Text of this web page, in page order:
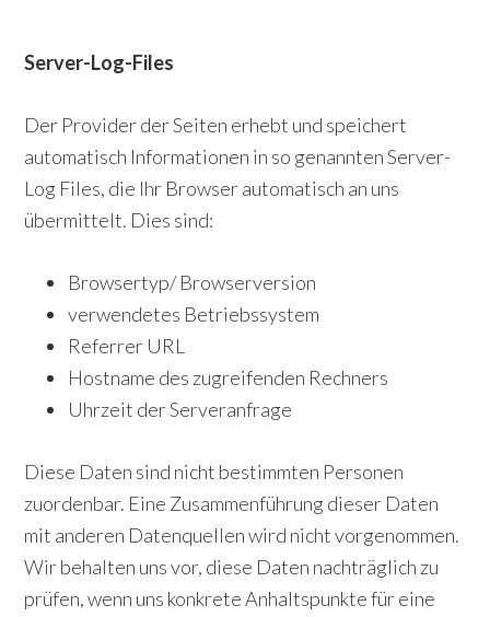
Server-Log-Files
Der Provider der Seiten erhebt und speichert
automatisch Informationen in so genannten Server-
Log Files, die Ihr Browser automatisch an uns
übermittelt. Dies sind:
Browsertyp/ Browserversion
verwendetes Betriebssystem
Referrer URL
Hostname des zugreifenden Rechners
Uhrzeit der Serveranfrage
Diese Daten sind nicht bestimmten Personen
zuordenbar. Eine Zusammenführung dieser Daten
mit anderen Datenquellen wird nicht vorgenommen.
Wir behalten uns vor, diese Daten nachträglich zu
prüfen, wenn uns konkrete Anhaltspunkte für eine